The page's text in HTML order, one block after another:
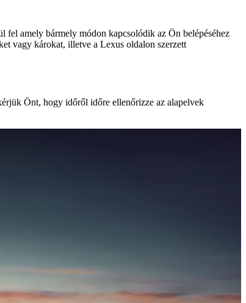
amely bármely módon kapcsolódik az Ön belépéséhez
vagy károkat, illetve a Lexus oldalon szerzett
Önt, hogy időről időre ellenőrizze az alapelvek